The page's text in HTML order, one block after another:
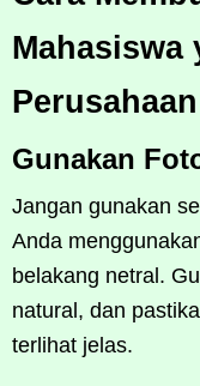
Mahasiswa
Perusahaan
Gunakan
Jangan gunakan
Anda
belakang netral.
natural, dan
terlihat jelas.